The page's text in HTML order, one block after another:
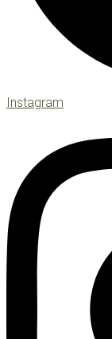
Instagram